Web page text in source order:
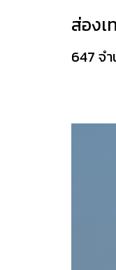
ส่องเ
647 จ